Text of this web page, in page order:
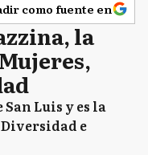
como fuente en
la
Luis y es la
e